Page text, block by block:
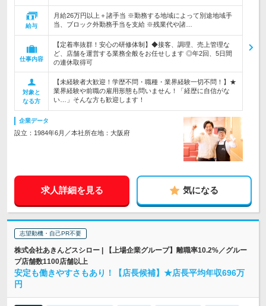
給与
月給26万円以上＋諸手当 ※勤務する地域によって別途地域手
当、ブロック外勤務手当を支給 ※残業代や諸…
仕事内容
【定着率抜群！安心の研修体制】◆接客、調理、売上管理な
ど、店舗を運営する業務全般をお任せします ◎年2回、5日間
の連休取得可
対象と
なる方
【未経験者大歓迎！学歴不問・職種・業界経験一切不問！】★
業界経験や前職の雇用形態も問いません！「経歴に自信がな
い…」そんな方も歓迎します！
企業データ
設立：1984年6月／本社所在地：大阪府
求人詳細を見る 気になる
志望動機・自己PR不要
株式会社あきんどスシロー | 【上場企業グループ】離職率10.2%／グルー
プ店舗数1100店舗以上
安定も働きやすさもあり！【店長候補】★店長平均年収696万
円